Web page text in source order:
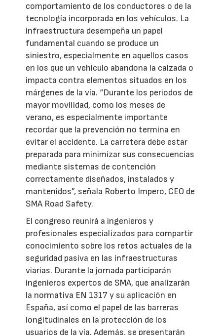
comportamiento de los conductores o de la
tecnología incorporada en los vehículos. La
infraestructura desempeña un papel
fundamental cuando se produce un
siniestro, especialmente en aquellos casos
en los que un vehículo abandona la calzada o
impacta contra elementos situados en los
márgenes de la vía. “Durante los periodos de
mayor movilidad, como los meses de
verano, es especialmente importante
recordar que la prevención no termina en
evitar el accidente. La carretera debe estar
preparada para minimizar sus consecuencias
mediante sistemas de contención
correctamente diseñados, instalados y
mantenidos”, señala Roberto Impero, CEO de
SMA Road Safety.
El congreso reunirá a ingenieros y
profesionales especializados para compartir
conocimiento sobre los retos actuales de la
seguridad pasiva en las infraestructuras
viarias. Durante la jornada participarán
ingenieros expertos de SMA, que analizarán
la normativa EN 1317 y su aplicación en
España, así como el papel de las barreras
longitudinales en la protección de los
usuarios de la vía. Además, se presentarán